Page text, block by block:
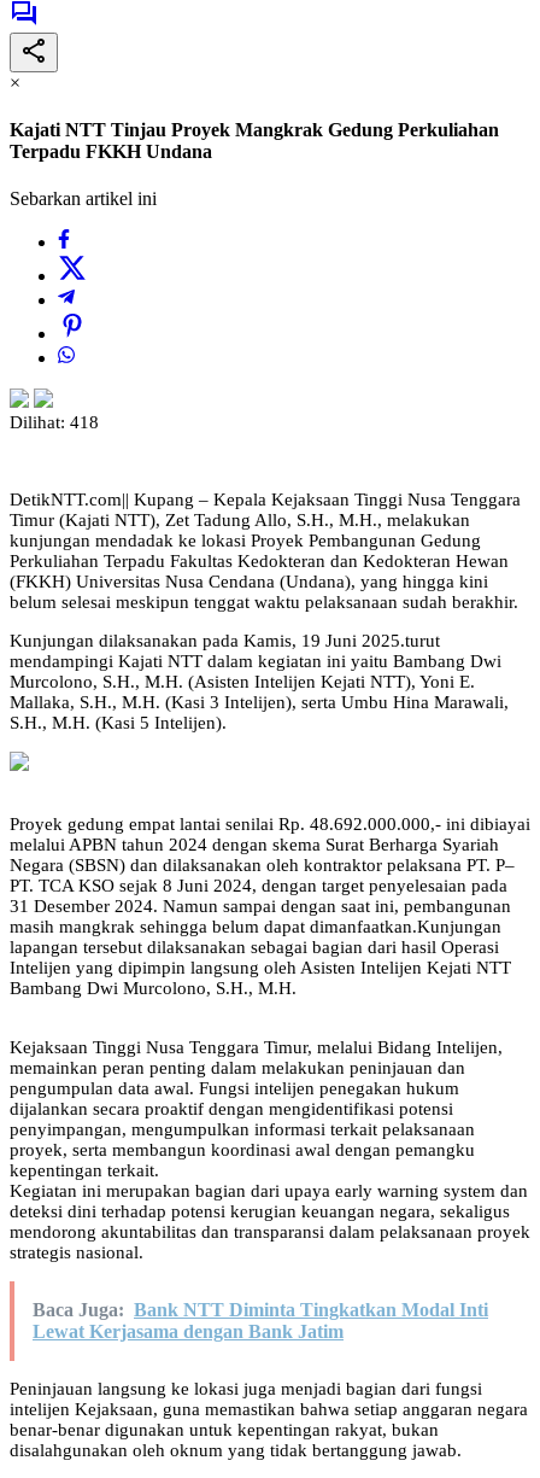
×
Kajati NTT Tinjau Proyek Mangkrak Gedung Perkuliahan
Terpadu FKKH Undana
Sebarkan artikel ini
Dilihat: 418
DetikNTT.com|| Kupang – Kepala Kejaksaan Tinggi Nusa Tenggara
Timur (Kajati NTT), Zet Tadung Allo, S.H., M.H., melakukan
kunjungan mendadak ke lokasi Proyek Pembangunan Gedung
Perkuliahan Terpadu Fakultas Kedokteran dan Kedokteran Hewan
(FKKH) Universitas Nusa Cendana (Undana), yang hingga kini
belum selesai meskipun tenggat waktu pelaksanaan sudah berakhir.
Kunjungan dilaksanakan pada Kamis, 19 Juni 2025.turut
mendampingi Kajati NTT dalam kegiatan ini yaitu Bambang Dwi
Murcolono, S.H., M.H. (Asisten Intelijen Kejati NTT), Yoni E.
Mallaka, S.H., M.H. (Kasi 3 Intelijen), serta Umbu Hina Marawali,
S.H., M.H. (Kasi 5 Intelijen).
Proyek gedung empat lantai senilai Rp. 48.692.000.000,- ini dibiayai
melalui APBN tahun 2024 dengan skema Surat Berharga Syariah
Negara (SBSN) dan dilaksanakan oleh kontraktor pelaksana PT. P–
PT. TCA KSO sejak 8 Juni 2024, dengan target penyelesaian pada
31 Desember 2024. Namun sampai dengan saat ini, pembangunan
masih mangkrak sehingga belum dapat dimanfaatkan.Kunjungan
lapangan tersebut dilaksanakan sebagai bagian dari hasil Operasi
Intelijen yang dipimpin langsung oleh Asisten Intelijen Kejati NTT
Bambang Dwi Murcolono, S.H., M.H.
Kejaksaan Tinggi Nusa Tenggara Timur, melalui Bidang Intelijen,
memainkan peran penting dalam melakukan peninjauan dan
pengumpulan data awal. Fungsi intelijen penegakan hukum
dijalankan secara proaktif dengan mengidentifikasi potensi
penyimpangan, mengumpulkan informasi terkait pelaksanaan
proyek, serta membangun koordinasi awal dengan pemangku
kepentingan terkait.
Kegiatan ini merupakan bagian dari upaya early warning system dan
deteksi dini terhadap potensi kerugian keuangan negara, sekaligus
mendorong akuntabilitas dan transparansi dalam pelaksanaan proyek
strategis nasional.
Baca Juga: Bank NTT Diminta Tingkatkan Modal Inti
Lewat Kerjasama dengan Bank Jatim
Peninjauan langsung ke lokasi juga menjadi bagian dari fungsi
intelijen Kejaksaan, guna memastikan bahwa setiap anggaran negara
benar-benar digunakan untuk kepentingan rakyat, bukan
disalahgunakan oleh oknum yang tidak bertanggung jawab.